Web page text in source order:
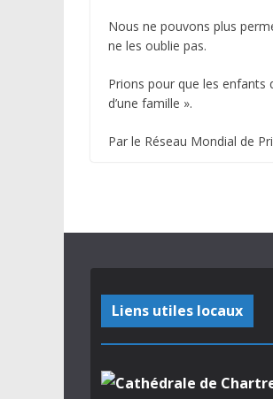
Nous ne pouvons plus
ne les oublie pas.
Prions pour que les enfants
d’une famille ».
Par le Réseau Mondial de
Liens utiles locaux